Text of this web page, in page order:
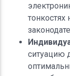
ситуацию